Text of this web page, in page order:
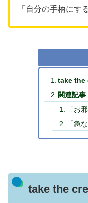
「自分の手柄にする
take the
関連記事
「お
「急
take the